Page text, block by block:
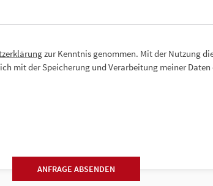
zur Kenntnis genommen. Mit der Nutzung
mit der Speicherung und Verarbeitung meiner Daten
ANFRAGE ABSENDEN